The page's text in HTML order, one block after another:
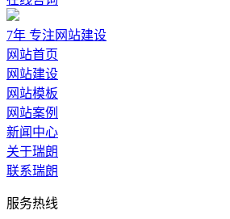
7年 专注网站建设
网站首页
网站建设
网站模板
网站案例
新闻中心
关于瑞朗
联系瑞朗
服务热线